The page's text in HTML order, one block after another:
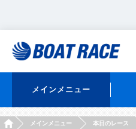
メインメニュー
HOMEメインメニュー 本日のレース